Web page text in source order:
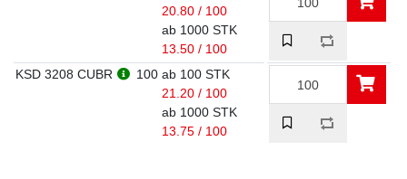
20.80 / 100
ab 1000 STK
13.50 / 100
KSD 3208 CUBR
100 ab 100 STK
21.20 / 100
ab 1000 STK
13.75 / 100